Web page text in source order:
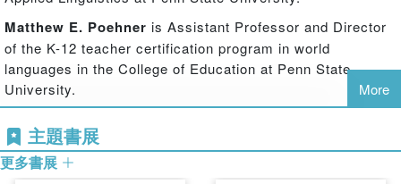
relationship between theory and practice—an approach grounded in
praxis
Presents an analysis of empirical research illustrating praxis-based
experimental settings
Brings together cognitive linguistics and sociocultural theory - the
Matthew E. Poehner is Assistant Professor and Director
of the K-12 teacher certification program in world
languages in the College of Education at Penn State
University.
More
主題書展
更多書展